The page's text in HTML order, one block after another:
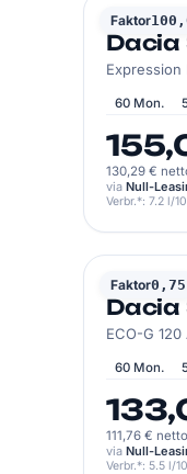
Faktor
DACIA
Dacia
Expression
60 Mon.
130,29 €
via Null-
Verbr.*: 7.2 l/
Faktor0,75
DACIA
Dacia
ECO-G
60 Mon.
111,76 € netto
via Null-
Verbr.*: 5.5 l/